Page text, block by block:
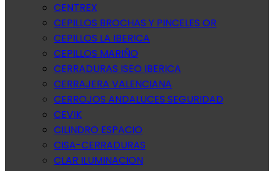
CENTREX
CEPILLOS BROCHAS Y PINCELES OR
CEPILLOS LA IBERICA
CEPILLOS MARIÑO
CERRADURAS ISEO IBERICA
CERRAJERA VALENCIANA
CERROJOS ANDALUCES SEGURIDAD
CEVIK
CILINDRO ESPACIO
CISA-CERRADURAS
CLAR ILUMINACION